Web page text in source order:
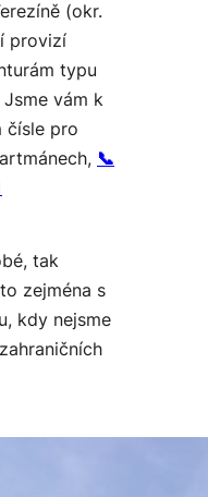
(okr.
provizí
typu
vám k
čísle pro
📞
tak
zejména s
kdy nejsme